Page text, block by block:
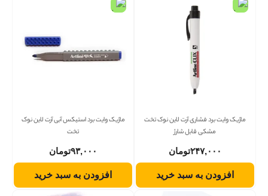
ماژیک وایت برد فشاری آرت لاین نوک تخت
مشکی قابل شارژ
۲۴۷,۰۰۰تومان
افزودن به سبد خرید
ماژیک وایت برد استیکس آبی آرت لاین نوک
۹۳,۰۰۰تومان
افزودن به سبد خرید